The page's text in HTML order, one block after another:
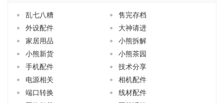
乱七八糟
售完存档
外设配件
大神请进
家居用品
小熊拆解
小熊新货
小熊茶园
手机配件
技术分享
电源相关
相机配件
端口转换
线材配件